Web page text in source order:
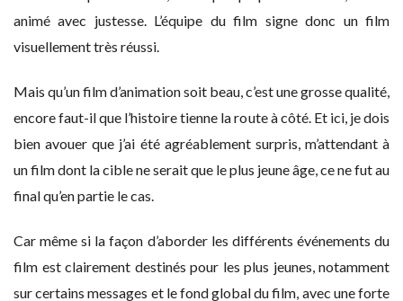
animé avec justesse. L’équipe du film signe donc un film
visuellement très réussi.
Mais qu’un film d’animation soit beau, c’est une grosse qualité,
encore faut-il que l’histoire tienne la route à côté. Et ici, je dois
bien avouer que j’ai été agréablement surpris, m’attendant à
un film dont la cible ne serait que le plus jeune âge, ce ne fut au
final qu’en partie le cas.
Car même si la façon d’aborder les différents événements du
film est clairement destinés pour les plus jeunes, notamment
sur certains messages et le fond global du film, avec une forte